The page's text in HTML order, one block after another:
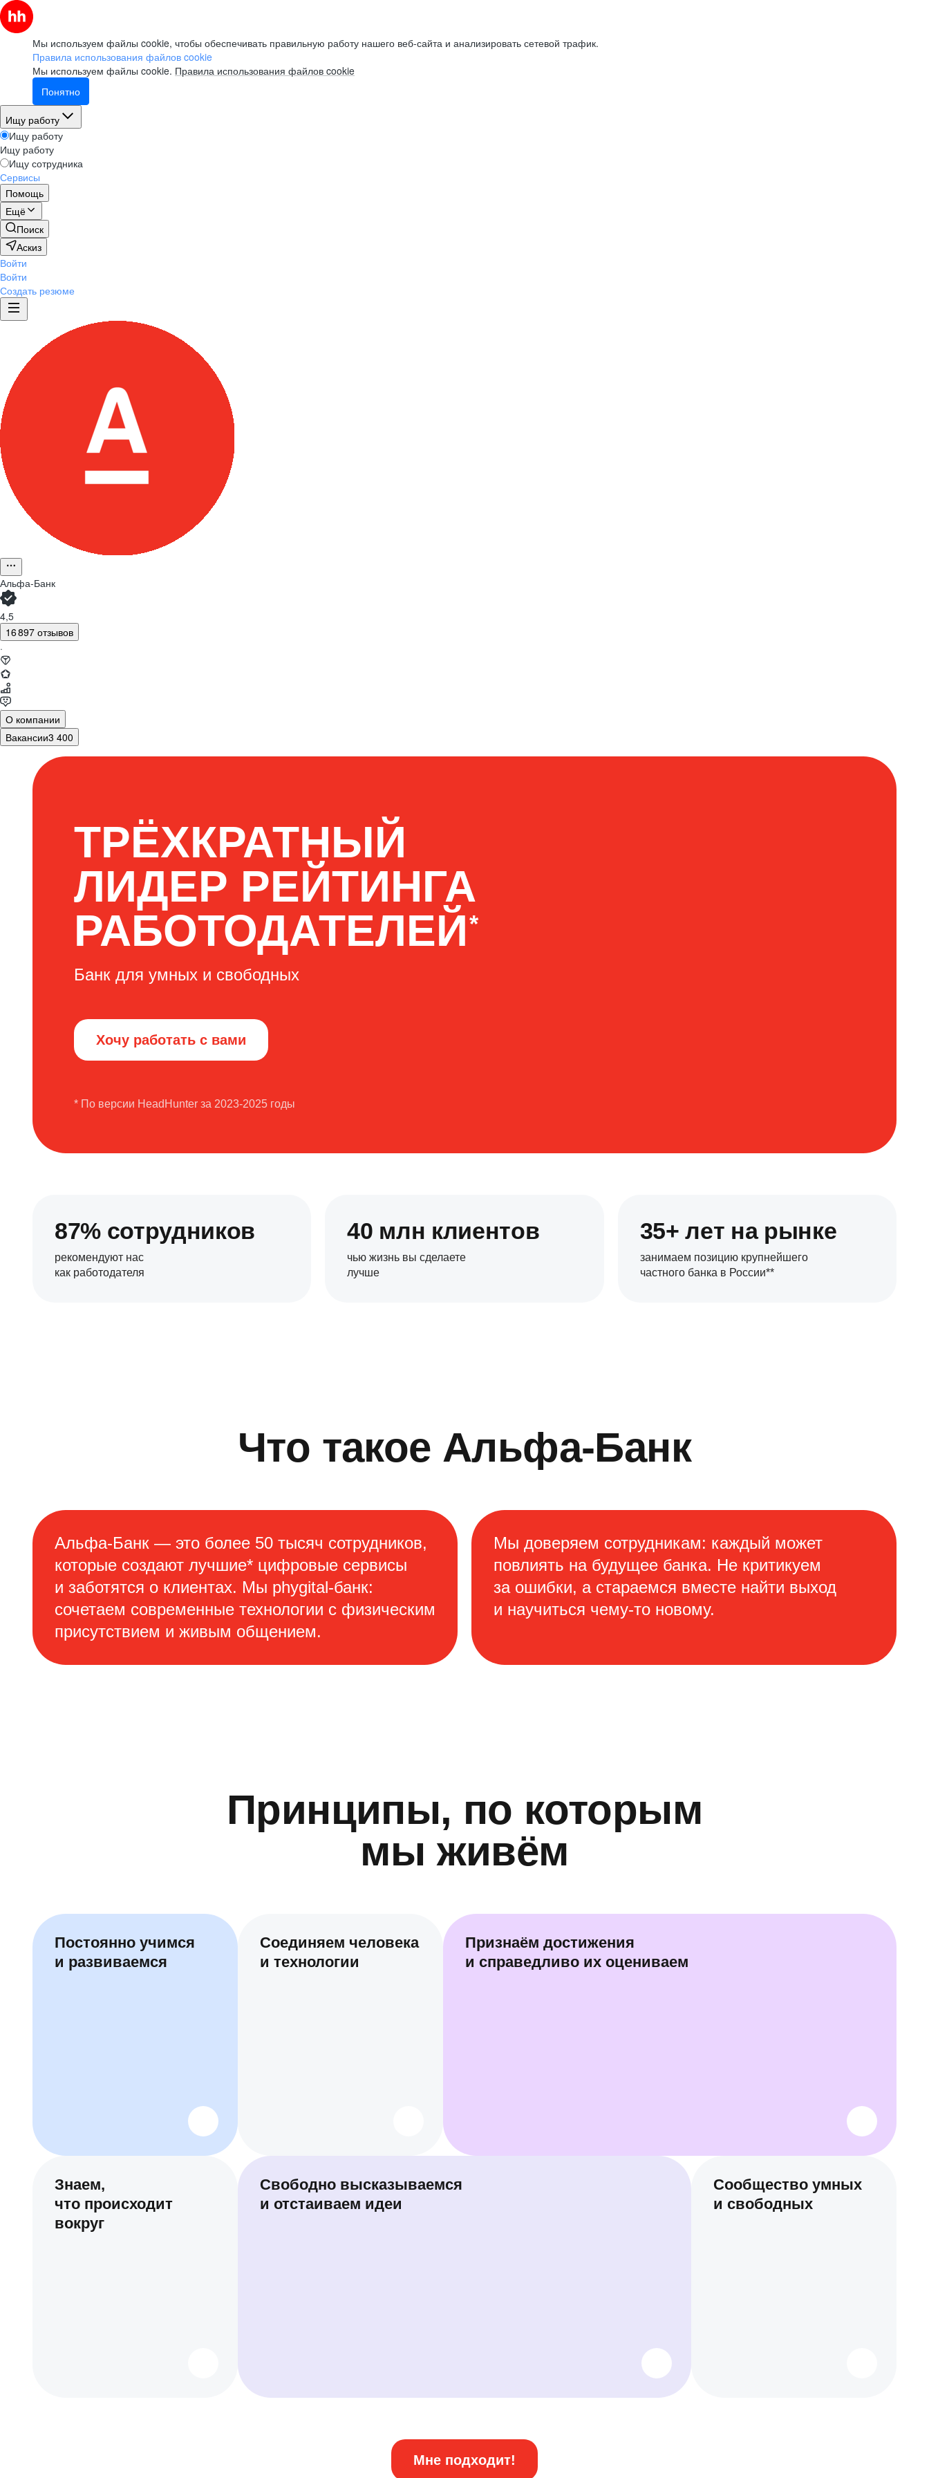
Мы используем файлы cookie, чтобы обеспечивать правильную работу нашего веб-сайта и анализировать сетевой трафик.
Правила использования файлов cookie
Мы используем файлы cookie. Правила использования файлов cookie
Понятно
Ищу работу
Ищу работу
Ищу работу
Ищу сотрудника
Сервисы
Помощь
Ещё
Поиск
Аскиз
Войти
Войти
Создать резюме
Альфа-Банк
4,5
16 897 отзывов
·
О компании
Вакансии3 400
ТРЁХКРАТНЫЙ
ЛИДЕР РЕЙТИНГА
РАБОТОДАТЕЛЕЙ*
Банк для умных и свободных
Хочу работать с вами
* По версии HeadHunter за 2023-2025 годы
87% сотрудников
рекомендуют нас
как работодателя
40 млн клиентов
чью жизнь вы сделаете
лучше
35+ лет на рынке
занимаем позицию крупнейшего
частного банка в России**
Что такое Альфа-Банк
Альфа-Банк — это более 50 тысяч сотрудников,
которые создают лучшие* цифровые сервисы
и заботятся о клиентах. Мы phygital-банк:
сочетаем современные технологии с физическим
присутствием и живым общением.
Мы доверяем сотрудникам: каждый может
повлиять на будущее банка. Не критикуем
за ошибки, а стараемся вместе найти выход
и научиться чему-то новому.
Принципы, по которым
мы живём
Постоянно учимся
и развиваемся
Соединяем человека
и технологии
Признаём достижения
и справедливо их оцениваем
Знаем,
что происходит
вокруг
Свободно высказываемся
и отстаиваем идеи
Сообщество умных
и свободных
Мне подходит!